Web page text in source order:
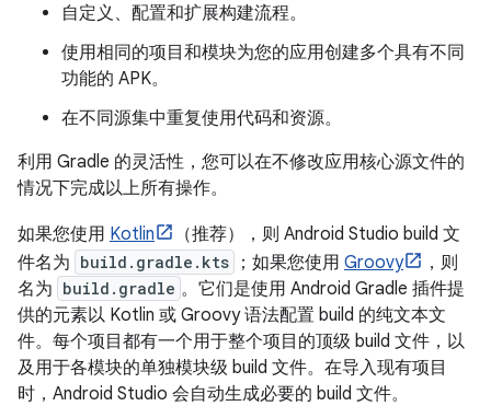
自定义、配置和扩展构建流程。
使用相同的项目和模块为您的应用创建多个具有不同
功能的 APK。
在不同源集中重复使用代码和资源。
利用 Gradle 的灵活性，您可以在不修改应用核心源文件的
情况下完成以上所有操作。
如果您使用 Kotlin
（推荐），则 Android Studio build 文
件名为 build.gradle.kts ；如果您使用 Groovy
，则
名为 build.gradle 。它们是使用 Android Gradle 插件提
供的元素以 Kotlin 或 Groovy 语法配置 build 的纯文本文
件。每个项目都有一个用于整个项目的顶级 build 文件，以
及用于各模块的单独模块级 build 文件。在导入现有项目
时，Android Studio 会自动生成必要的 build 文件。